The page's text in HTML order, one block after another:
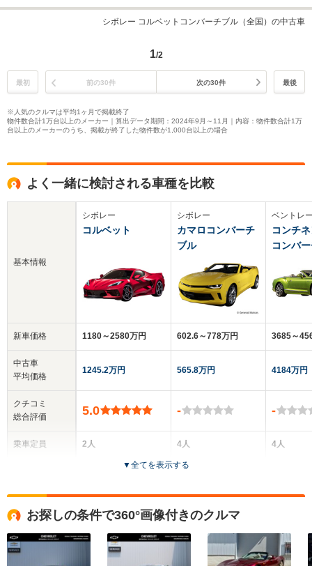
シボレー コルベットコンバーチブル（全国）の中古車
1/2
最初 前の30件 次の30件 最後
※人気のクルマは平均1ヶ月で掲載終了
物件数合計1万台以上のメーカー｜算出データ期間：2024年9月～11月｜内容：物件数合計1万
台以上のメーカーのうち、掲載が終了した物件数が1,000台以上の場合
よく一緒に検討される車種を比較
基本情報
新車価格
中古車
平均価格
クチコミ
総合評価
乗車定員
シボレー
コルベット
1180～2580万円
1245.2万円
5.0
2人
1.22m～1.23m
シボレー
カマロコンバーチ
ブル
602.6～778万円
565.8万円
-
4人
2ドア
全高
1.35m
ベントレ
コンチ
コンバ
3685～
4184万円
-
4人
▼全てを表示する
お探しの条件で360°画像付きのクルマ